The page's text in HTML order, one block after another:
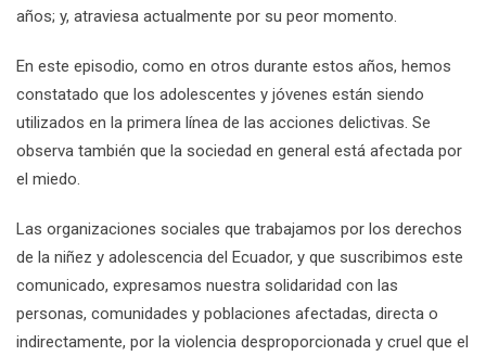
años; y, atraviesa actualmente por su peor momento.
En este episodio, como en otros durante estos años, hemos
constatado que los adolescentes y jóvenes están siendo
utilizados en la primera línea de las acciones delictivas. Se
observa también que la sociedad en general está afectada por
el miedo.
Las organizaciones sociales que trabajamos por los derechos
de la niñez y adolescencia del Ecuador, y que suscribimos este
comunicado, expresamos nuestra solidaridad con las
personas, comunidades y poblaciones afectadas, directa o
indirectamente, por la violencia desproporcionada y cruel que el